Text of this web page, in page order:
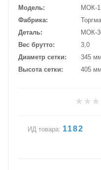
Модель
МОК-
Фабрика
Деталь
МОК-
Вес брутто
3,0
Диаметр сетки
345 мм
Высота сетки
405 мм
ИД товара: 1182